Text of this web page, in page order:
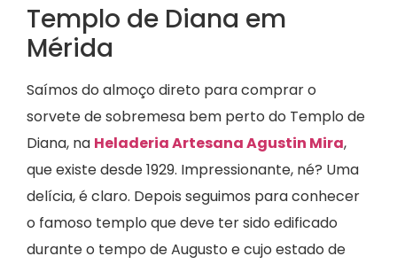
Templo de Diana em
Mérida
Saímos do almoço direto para comprar o
sorvete de sobremesa bem perto do Templo de
Diana, na Heladeria Artesana Agustin Mira,
que existe desde 1929. Impressionante, né? Uma
delícia, é claro. Depois seguimos para conhecer
o famoso templo que deve ter sido edificado
durante o tempo de Augusto e cujo estado de